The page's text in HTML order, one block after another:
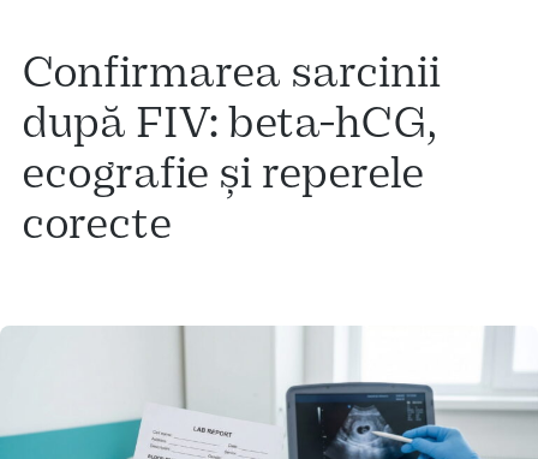
Confirmarea sarcinii
după FIV: beta-hCG,
ecografie și reperele
corecte